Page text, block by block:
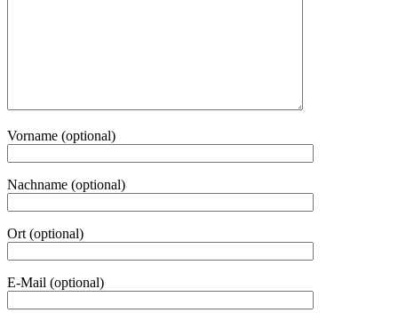
Vorname (optional)
Nachname (optional)
Ort (optional)
E-Mail (optional)